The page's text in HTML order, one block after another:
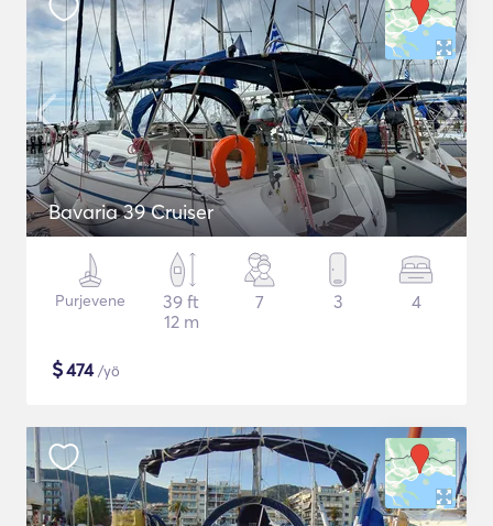
Bavaria 39 Cruiser
Purjevene
39 ft
12 m
7 3 4
$474/yö